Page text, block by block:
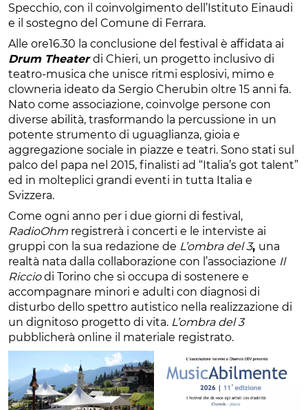
Specchio, con il coinvolgimento dell’Istituto Einaudi
e il sostegno del Comune di Ferrara.
Alle ore16.30 la conclusione del festival è affidata ai
Drum Theaterdi Chieri, un progetto inclusivo di
teatro-musica che unisce ritmi esplosivi, mimo e
clowneria ideato da Sergio Cherubin oltre 15 anni fa.
Nato come associazione, coinvolge persone con
diverse abilità, trasformando la percussione in un
potente strumento di uguaglianza, gioia e
aggregazione sociale in piazze e teatri. Sono stati sul
palco del papa nel 2015, finalisti ad “Italia’s got talent”
ed in molteplici grandi eventi in tutta Italia e
Svizzera.
Come ogni anno per i due giorni di festival,
RadioOhm registrerà i concerti e le interviste ai
gruppi con la sua redazione de L’ombra del 3, una
realtà nata dalla collaborazione con l’associazione Il
Ricciodi Torino che si occupa di sostenere e
accompagnare minori e adulti con diagnosi di
disturbo dello spettro autistico nella realizzazione di
un dignitoso progetto di vita. L’ombra del 3
pubblicherà online il materiale registrato.